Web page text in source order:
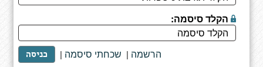
הקלד סיסמה:
כניסה | שכחתי סיסמה | הרשמה